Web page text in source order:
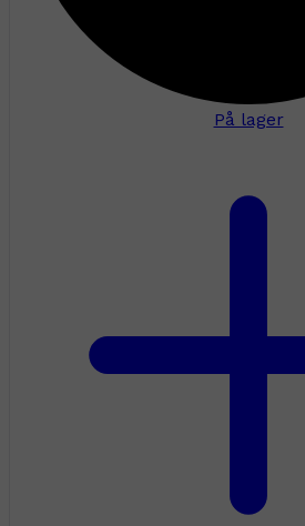
På lager